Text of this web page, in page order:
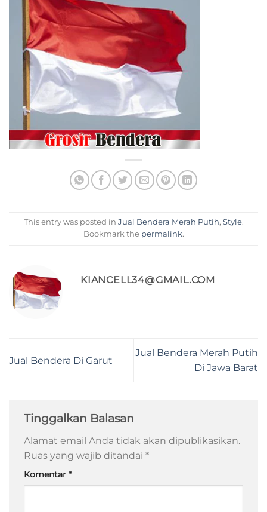
This entry was posted in Jual Bendera Merah Putih, Style.
Bookmark the permalink.
KIANCELL34@GMAIL.COM
Jual Bendera Di Garut
Jual Bendera Merah Putih
Di Jawa Barat
Tinggalkan Balasan
Alamat email Anda tidak akan dipublikasikan.
Ruas yang wajib ditandai *
Komentar *